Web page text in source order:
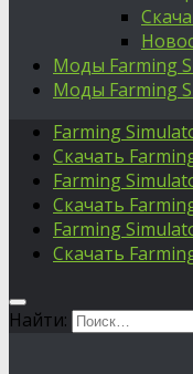
Моды Farming
Моды Farming
Farming
Скачать
Farming
Скачать
Farming
Скачать
Найти: